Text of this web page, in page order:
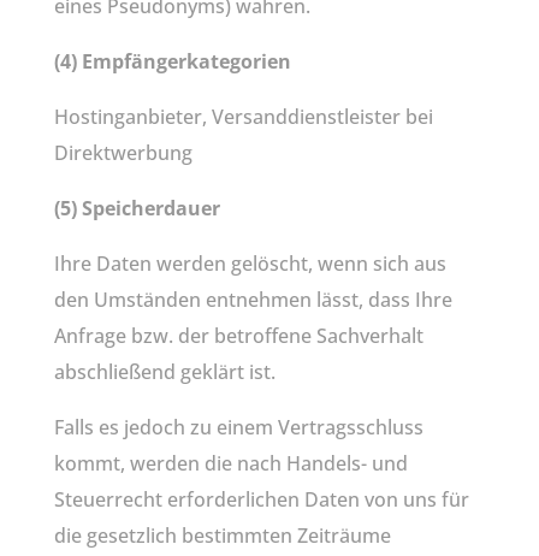
eines Pseudonyms) wahren.
(4) Empfängerkategorien
Hostinganbieter, Versanddienstleister bei
Direktwerbung
(5) Speicherdauer
Ihre Daten werden gelöscht, wenn sich aus
den Umständen entnehmen lässt, dass Ihre
Anfrage bzw. der betroffene Sachverhalt
abschließend geklärt ist.
Falls es jedoch zu einem Vertragsschluss
kommt, werden die nach Handels- und
Steuerrecht erforderlichen Daten von uns für
die gesetzlich bestimmten Zeiträume